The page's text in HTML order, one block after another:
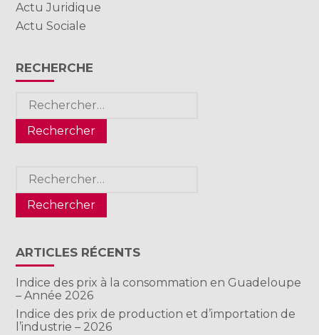
Actu Juridique
Actu Sociale
RECHERCHE
Rechercher :
Rechercher :
ARTICLES RÉCENTS
Indice des prix à la consommation en Guadeloupe
– Année 2026
Indice des prix de production et d’importation de
l’industrie – 2026